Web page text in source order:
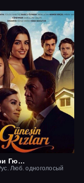
Дочери Гюнеш
Люб. одноголосый